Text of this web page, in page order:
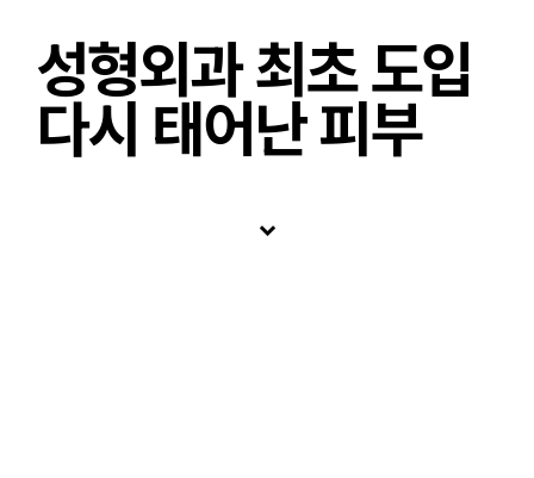
성형외과 최초 도입
다시 태어난 피부
keyboard_arrow_down